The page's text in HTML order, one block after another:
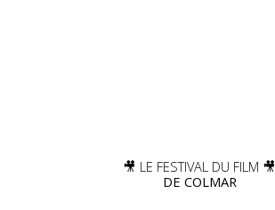
🎥 LE FESTIVAL DU FILM 🎥
DE COLMAR